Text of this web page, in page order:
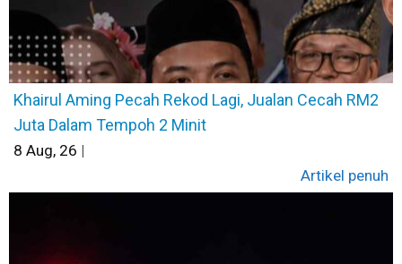
Khairul Aming Pecah Rekod Lagi, Jualan Cecah RM2
Juta Dalam Tempoh 2 Minit
8 Aug, 26 |
Artikel penuh